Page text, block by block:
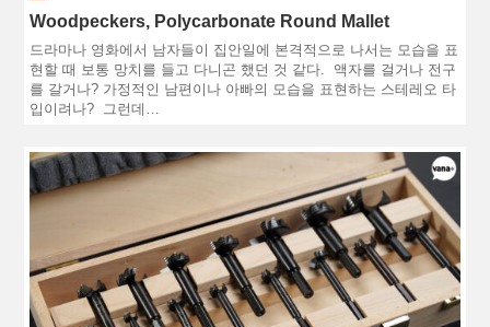
Woodpeckers, Polycarbonate Round Mallet
드라마나 영화에서 남자들이 집안일에 본격적으로 나서는 모습을 표
현할 때 보통 망치를 들고 다니곤 했던 것 같다. 액자를 걸거나 전구
를 갈거나? 가정적인 남편이나 아빠의 모습을 표현하는 스테레오 타
입이려나? 그런데…